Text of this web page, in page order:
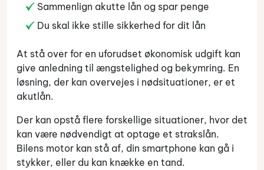
Sammenlign akutte lån og spar penge
Du skal ikke stille sikkerhed for dit lån
At stå over for en uforudset økonomisk udgift kan
give anledning til ængstelighed og bekymring. En
løsning, der kan overvejes i nødsituationer, er et
akutlån.
Der kan opstå flere forskellige situationer, hvor det
kan være nødvendigt at optage et strakslån.
Bilens motor kan stå af, din smartphone kan gå i
stykker, eller du kan knække en tand.